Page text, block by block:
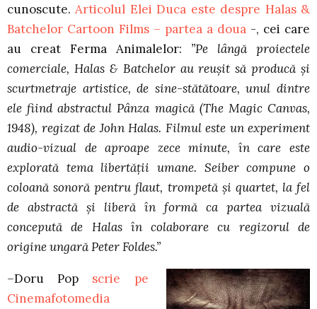
cunoscute.Articolul Elei Duca este despre Halas &
Batchelor Cartoon Films – partea a doua -, cei care
au creat Ferma Animalelor: ”Pe lângă proiectele
comerciale, Halas & Batchelor au reușit să producă și
scurtmetraje artistice, de sine-stătătoare, unul dintre
ele fiind abstractulPânza magică(The Magic Canvas,
1948), regizat de John Halas. Filmul este un experiment
audio-vizual de aproape zece minute, în care este
explorată tema libertății umane. Seiber compune o
coloană sonoră pentru flaut, trompetă și quartet, la fel
de abstractă și liberă în formă ca partea vizuală
concepută de Halas în colaborare cu regizorul de
origine ungară Peter Foldes.”
–Doru Pop scrie pe
Cinemafotomedia